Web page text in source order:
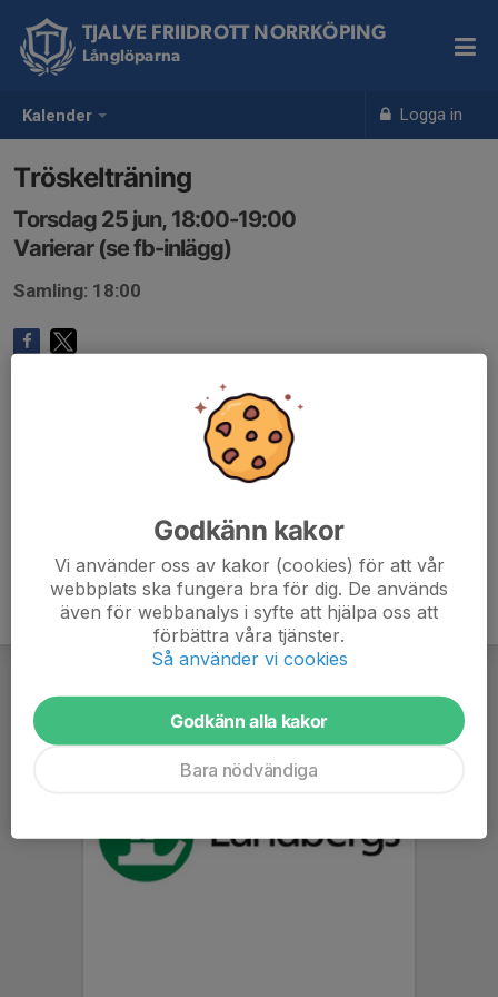
Kalender Logga in
TJALVE FRIIDROTT NORRKÖPING
Långlöparna
Tröskelträning
Torsdag 25 jun, 18:00-19:00
Varierar (se fb-inlägg)
Samling: 18:00
Godkänn kakor
Vi använder oss av kakor (cookies) för att vår
webbplats ska fungera bra för dig. De används
även för webbanalys i syfte att hjälpa oss att
förbättra våra tjänster.
Så använder vi cookies
Godkänn alla kakor
Bara nödvändiga